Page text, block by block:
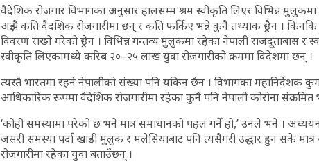
वैदेशिक रोजगार विभागका अनुसार हालसम्म श्रम स्वीकृति लिएर विभिन्न
अझै कति वैदशिक रोजगारीमा छन् र कति फर्किए भन्ने कुनै तथ्यांक छ्र्रैन ।
विवरण राख्ने गरेको छ्रैन । विभिन्न गन्तव्य मुलुकमा रहेका नेपाली राजदूताबास
स्वीकृति लिएकामध्ये करिब २०–२५ लाख युवा रोजगारीको क्रममा विदेशमा छन् ।
त्यस्तै भारतमा रहने नेपालीको संख्या पनि यकिन छैन । विभागका महानिर्देशक
आधिकारिक रूपमा वैदेशिक रोजगारीमा रहेका कुनै पनि नेपाली कोरोना
‘कोही समस्यामा परेको छ भने मात्र समाधानको पहल गर्ने हो,’ उनले भने ।
जसरी समस्या पर्दा खाडी मुलुक र मलेसियाबाट पनि त्यसैगरी उद्धार हुन सके
रोजगारीमा रहेका युवा बताउँछन् ।